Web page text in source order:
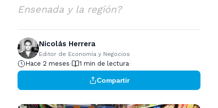
Ensenada y la región?
Nicolás Herrera
Editor de Economía y Negocios
Hace 2 meses 1 min de lectura
Compartir